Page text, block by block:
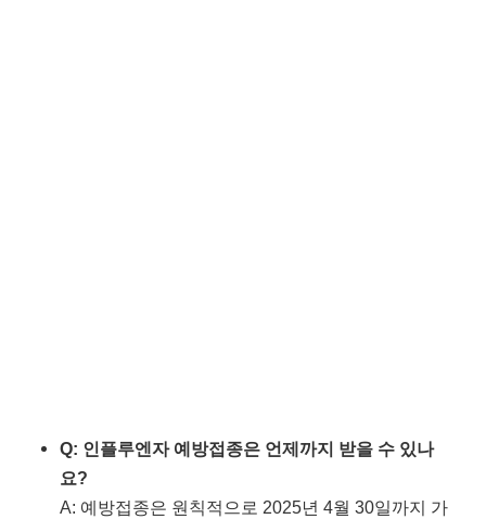
Q: 인플루엔자 예방접종은 언제까지 받을 수 있나
요?
A: 예방접종은 원칙적으로 2025년 4월 30일까지 가